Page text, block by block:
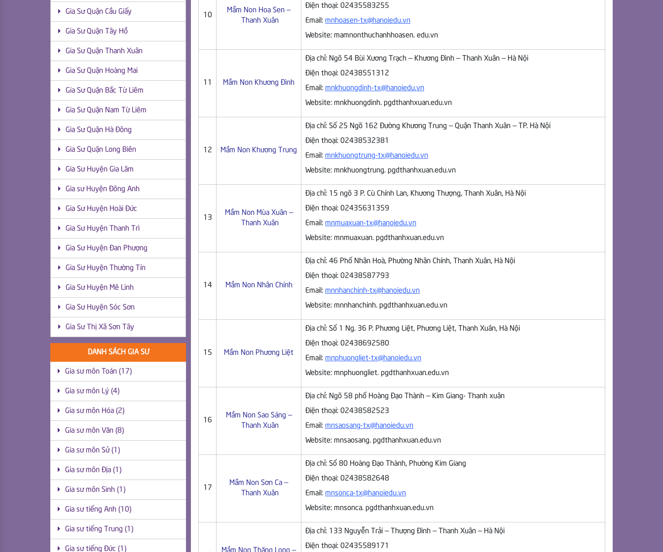
10
Mầm Non Hoa Sen –
Thanh Xuân
Điện thoại: 02435583255
Email: mnhoasen-tx@hanoiedu.vn
Website: mamnonthuchanhhoasen. edu.vn
Mầm Non Khương Đình
Địa chỉ: Ngõ 54 Bùi Xương Trạch – Khương Đình – Thanh Xuân – Hà Nội
Điện thoại: 02438551312
Email: mnkhuongdinh-tx@hanoiedu.vn
Website: mnkhuongdinh. pgdthanhxuan.edu.vn
12 Mầm Non Khương Trung
Địa chỉ: Số 25 Ngõ 162 Đường Khương Trung – Quận Thanh Xuân – TP. Hà Nội
Điện thoại: 02438532381
Email: mnkhuongtrung-tx@hanoiedu.vn
Website: mnkhuongtrung. pgdthanhxuan.edu.vn
13
Mầm Non Mùa Xuân –
Thanh Xuân
Địa chỉ: 15 ngõ 3 P. Cù Chính Lan, Khương Thượng, Thanh Xuân, Hà Nội
Điện thoại: 02435631359
Email: mnmuaxuan-tx@hanoiedu.vn
Website: mnmuaxuan. pgdthanhxuan.edu.vn
14 Mầm Non Nhân Chính
Địa chỉ: 46 Phố Nhân Hoà, Phường Nhân Chính, Thanh Xuân, Hà Nội
Điện thoại: 02438587793
Email: mnnhanchinh-tx@hanoiedu.vn
Website: mnnhanchinh. pgdthanhxuan.edu.vn
15 Mầm Non Phương Liệt
Địa chỉ: Số 1 Ng. 36 P. Phương Liệt, Phương Liệt, Thanh Xuân, Hà Nội
Điện thoại: 02438692580
Email: mnphuongliet-tx@hanoiedu.vn
Website: mnphuongliet. pgdthanhxuan.edu.vn
16
Mầm Non Sao Sáng –
Thanh Xuân
Địa chỉ: Ngõ 58 phố Hoàng Đạo Thành – Kim Giang- Thanh xuân
Điện thoại: 02438582523
Email: mnsaosang-tx@hanoiedu.vn
Website: mnsaosang. pgdthanhxuan.edu.vn
17
Mầm Non Sơn Ca –
Thanh Xuân
Địa chỉ: Số 80 Hoàng Đạo Thành, Phường Kim Giang
Điện thoại: 02438582648
Email: mnsonca-tx@hanoiedu.vn
Website: mnsonca. pgdthanhxuan.edu.vn
Mầm Non Thăng Long –
Địa chỉ: 133 Nguyễn Trải – Thượng Đình – Thanh Xuân – Hà Nội
Điện thoại: 02435589171
Gia Sư Quận Cầu Giấy
Gia Sư Quận Tây Hồ
Gia Sư Quận Thanh Xuân
Gia Sư Quận Hoàng Mai
Gia Sư Quận Bắc Từ Liêm
Gia Sư Quận Nam Từ Liêm
Gia Sư Quận Hà Đông
Gia Sư Quận Long Biên
Gia Sư Huyện Gia Lâm
Gia sư Huyện Đông Anh
Gia Sư Huyện Hoài Đức
Gia Sư Huyện Thanh Trì
Gia Sư Huyện Đan Phượng
Gia Sư Huyện Thường Tín
Gia Sư Huyện Mê Linh
Gia Sư Huyện Sóc Sơn
Gia Sư Thị Xã Sơn Tây
DANH SÁCH GIA SƯ
Gia sư môn Toán (17)
Gia sư môn Lý (4)
Gia sư môn Hóa (2)
Gia sư môn Văn (8)
Gia sư môn Sử (1)
Gia sư môn Địa (1)
Gia sư môn Sinh (1)
Gia sư tiếng Anh (10)
Gia sư tiếng Trung (1)
Gia sư tiếng Đức (1)